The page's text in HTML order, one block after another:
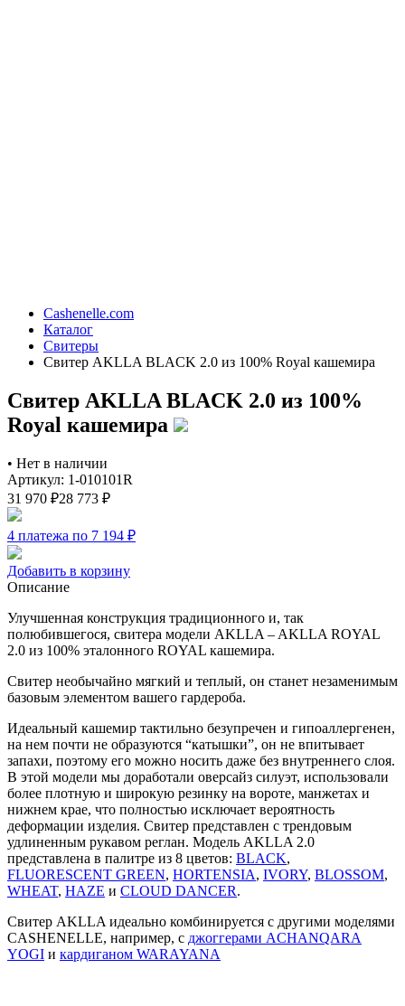
Cashenelle.com
Каталог
Свитеры
Свитер AKLLA BLACK 2.0 из 100% Royal кашемира
Свитер AKLLA BLACK 2.0 из 100%
Royal кашемира
• Нет в наличии
Артикул: 1-010101R
31 970 ₽28 773 ₽
4 платежа по 7 194 ₽
Добавить в корзину
Описание
Улучшенная конструкция традиционного и, так
полюбившегося, свитера модели AKLLA – AKLLA ROYAL
2.0 из 100% эталонного ROYAL кашемира.
Свитер необычайно мягкий и теплый, он станет незаменимым
базовым элементом вашего гардероба.
Идеальный кашемир тактильно безупречен и гипоаллергенен,
на нем почти не образуются “катышки”, он не впитывает
запахи, поэтому его можно носить даже без внутреннего слоя.
В этой модели мы доработали оверсайз силуэт, использовали
более плотную и широкую резинку на вороте, манжетах и
нижнем крае, что полностью исключает вероятность
деформации изделия. Свитер представлен с трендовым
удлиненным рукавом реглан. Модель AKLLA 2.0
представлена в палитре из 8 цветов: BLACK,
FLUORESCENT GREEN, HORTENSIA, IVORY, BLOSSOM,
WHEAT, HAZE и CLOUD DANCER.
Свитер AKLLA идеально комбинируется с другими моделями
CASHENELLE, например, с джоггерами ACHANQARA
YOGI и кардиганом WARAYANA